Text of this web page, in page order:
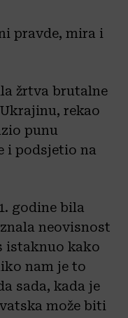
pravde, mira i
žrtva brutalne
rekao
punu
i podsjetio na
godine bila
neovisnost
istaknuo kako
nam je to
sada, kada je
može biti